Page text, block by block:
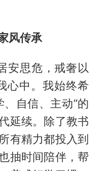
风传承
安思危，戒奢以
心中。我始终希
自信、主动”的
延续。除了教书
有精力都投入到
抽时间陪伴，帮